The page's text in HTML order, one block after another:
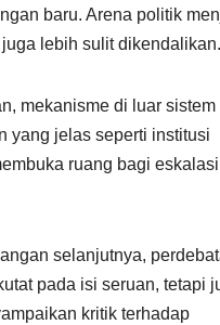
baru. Arena politik
juga lebih sulit dikendalikan.
mekanisme di luar sistem
yang jelas seperti institusi
ruang bagi
selanjutnya,
pada isi seruan, tetapi
kritik terhadap